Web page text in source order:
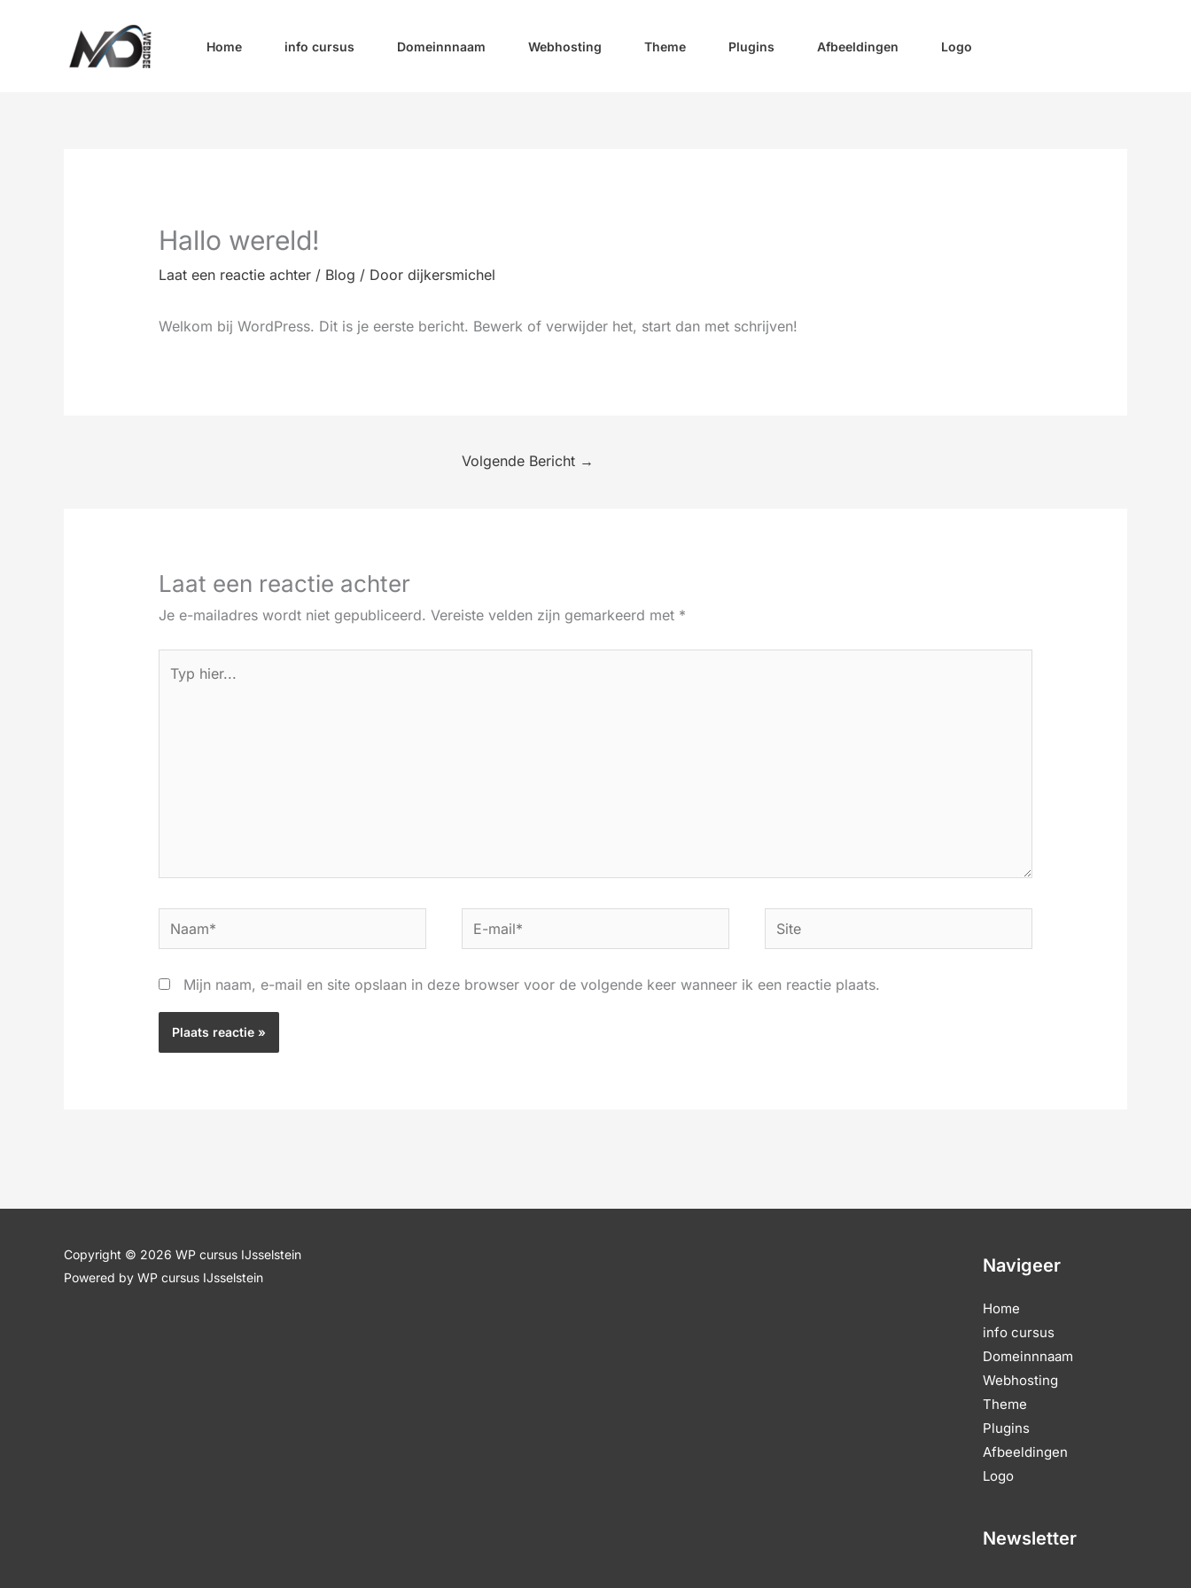
Home info cursus Domeinnnaam Webhosting Theme Plugins Afbeeldingen Logo
Hallo wereld!
Laat een reactie achter / Blog / Door dijkersmichel
Welkom bij WordPress. Dit is je eerste bericht. Bewerk of verwijder het, start dan met schrijven!
Volgende Bericht →
Laat een reactie achter
Je e-mailadres wordt niet gepubliceerd. Vereiste velden zijn gemarkeerd met *
hier...
Naam*
E-
mail*
Site
Mijn naam, e-mail en site opslaan in deze browser voor de volgende keer wanneer ik een reactie plaats.
Copyright © 2026 WP cursus IJsselstein
Powered by WP cursus IJsselstein
Navigeer
Home
info cursus
Domeinnnaam
Webhosting
Theme
Plugins
Afbeeldingen
Logo
Newsletter